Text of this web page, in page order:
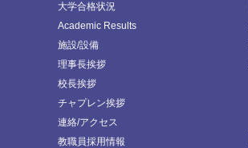
大学合格状況
Academic Results
施設/設備
理事長挨拶
校長挨拶
チャプレン挨拶
連絡/アクセス
教職員採用情報